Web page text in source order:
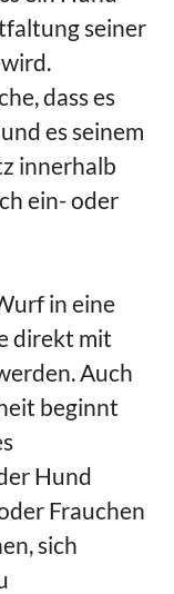
seiner
dass es
es seinem
innerhalb
ein- oder
in eine
direkt mit
Auch
beginnt
Hund
Frauchen
sich